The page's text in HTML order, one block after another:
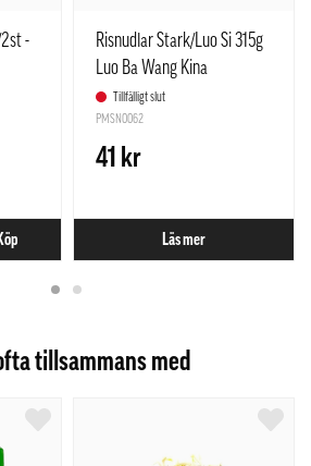
-
Risnudlar Stark/Luo Si 315g
Luo Ba Wang Kina
Tillfälligt slut
PMSN0062
41 kr
Läs mer
tillsammans med